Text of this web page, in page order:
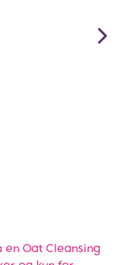
en Oat Cleansing